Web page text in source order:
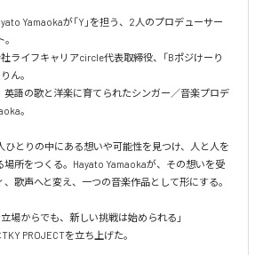
Yamaokaが「Y」を担う、2人のプロデューサー
ライフキャリアcircle代表取締役、「Bポジけーり
ん。
英語の歌と洋楽に育てられたシンガー／音楽プロデ
。
ひとりの中にある想いや可能性を見つけ、人と人を
場所をつくる。Hayato Yamaokaが、その想いを受
歌声へと変え、一つの音楽作品として形にする。
場からでも、新しい挑戦は始められる」
PROJECTを立ち上げた。